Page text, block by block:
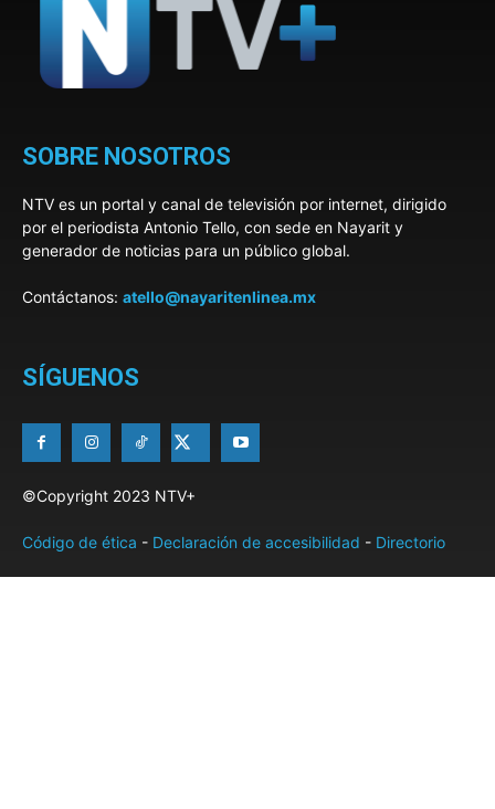
SOBRE NOSOTROS
NTV es un portal y canal de televisión por internet, dirigido
por el periodista Antonio Tello, con sede en Nayarit y
generador de noticias para un público global.
Contáctanos: atello@nayaritenlinea.mx
SÍGUENOS
©Copyright 2023 NTV+
Código de ética - Declaración de accesibilidad - Directorio